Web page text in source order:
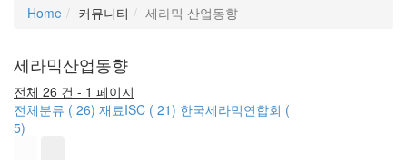
Home 커뮤니티 세라믹 산업동향
세라믹산업동향
전체 26 건 - 1 페이지
전체분류 ( 26) 재료ISC ( 21) 한국세라믹연합회 (
5)